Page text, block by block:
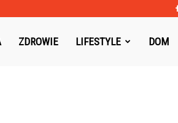
ZDROWIE LIFESTYLE DOM